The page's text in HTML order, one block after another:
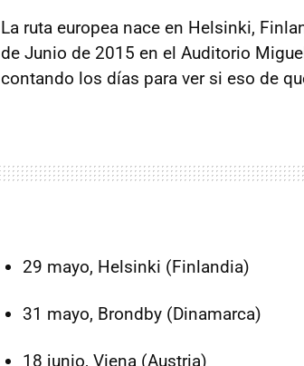
La ruta europea nace en Helsinki,
de Junio de 2015 en el Auditorio
contando los días para ver si eso de
29 mayo, Helsinki (Finlandia)
31 mayo, Brondby (Dinamarca)
18 junio, Viena (Austria)